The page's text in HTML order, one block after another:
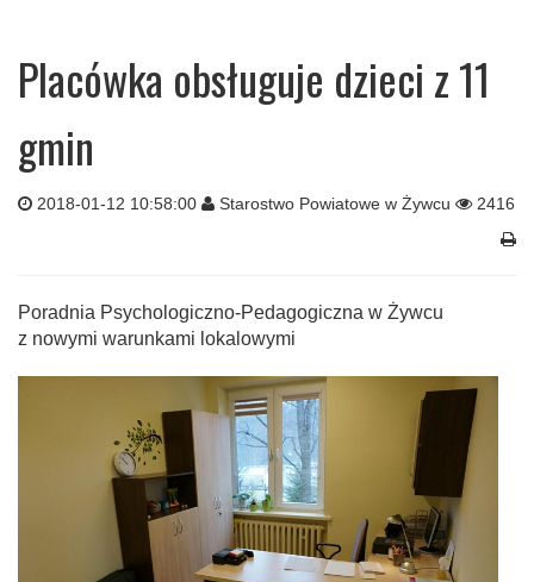
Placówka obsługuje dzieci z 11
gmin
2018-01-12 10:58:00 Starostwo Powiatowe w Żywcu 2416
Poradnia Psychologiczno-Pedagogiczna w Żywcu
z nowymi warunkami lokalowymi